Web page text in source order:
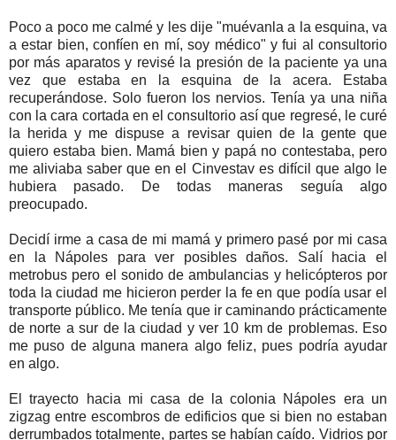
Poco a poco me calmé y les dije "muévanla a la esquina, va
a estar bien, confíen en mí, soy médico" y fui al consultorio
por más aparatos y revisé la presión de la paciente ya una
vez que estaba en la esquina de la acera. Estaba
recuperándose. Solo fueron los nervios. Tenía ya una niña
con la cara cortada en el consultorio así que regresé, le curé
la herida y me dispuse a revisar quien de la gente que
quiero estaba bien. Mamá bien y papá no contestaba, pero
me aliviaba saber que en el Cinvestav es difícil que algo le
hubiera pasado. De todas maneras seguía algo
preocupado.
Decidí irme a casa de mi mamá y primero pasé por mi casa
en la Nápoles para ver posibles daños. Salí hacia el
metrobus pero el sonido de ambulancias y helicópteros por
toda la ciudad me hicieron perder la fe en que podía usar el
transporte público. Me tenía que ir caminando prácticamente
de norte a sur de la ciudad y ver 10 km de problemas. Eso
me puso de alguna manera algo feliz, pues podría ayudar
en algo.
El trayecto hacia mi casa de la colonia Nápoles era un
zigzag entre escombros de edificios que si bien no estaban
derrumbados totalmente, partes se habían caído. Vidrios por